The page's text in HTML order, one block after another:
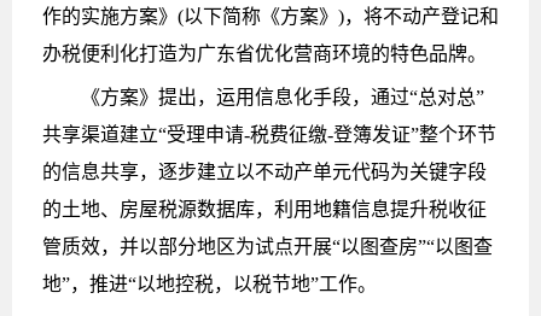
作的实施方案》(以下简称《方案》)，将不动产登记和
办税便利化打造为广东省优化营商环境的特色品牌。
《方案》提出，运用信息化手段，通过“总对总”
共享渠道建立“受理申请-税费征缴-登簿发证”整个环节
的信息共享，逐步建立以不动产单元代码为关键字段
的土地、房屋税源数据库，利用地籍信息提升税收征
管质效，并以部分地区为试点开展“以图查房”“以图查
地”，推进“以地控税，以税节地”工作。